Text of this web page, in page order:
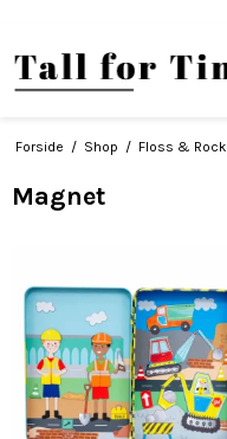
Forside / Shop / Floss & Rock
Magnet